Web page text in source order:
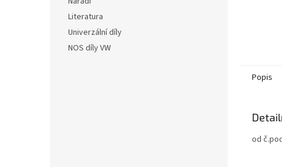
Literatura
Univerzální díly
NOS díly VW
Popis
od